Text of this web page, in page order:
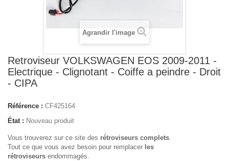
Agrandir l'image
Retroviseur VOLKSWAGEN EOS 2009-2011 -
Electrique - Clignotant - Coiffe a peindre - Droit
- CIPA
Référence : CF425164
État : Nouveau produit
Vous trouverez sur ce site des rétroviseurs complets.
Tout ce que vous avez besoin pour remplacer les
rétroviseurs endommagés.